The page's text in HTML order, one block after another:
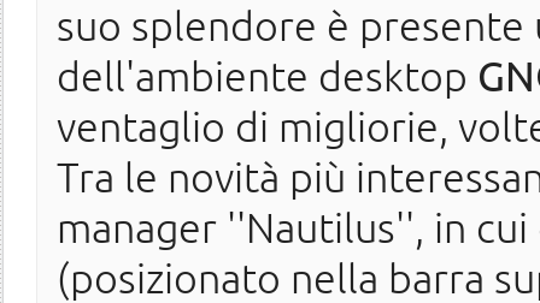
suo splendore è presente
dell'ambiente desktop
ventaglio di migliorie,
Tra le novità più
manager ''Nautilus'', in
(posizionato nella barra